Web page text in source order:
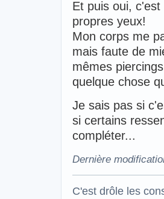
Et puis oui,
propres yeux!
Mon corps me
mais faute de
mêmes
quelque chose
Je sais pas si
si certains
compléter...
Dernière
C'est drôle les